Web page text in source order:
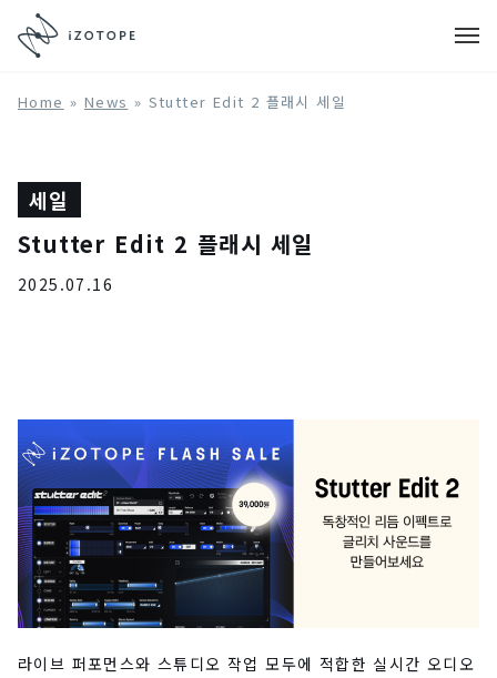
Home » News » Stutter Edit 2 플래시 세일
세일
Stutter Edit 2 플래시 세일
2025.07.16
라이브 퍼포먼스와 스튜디오 작업 모두에 적합한 실시간 오디오